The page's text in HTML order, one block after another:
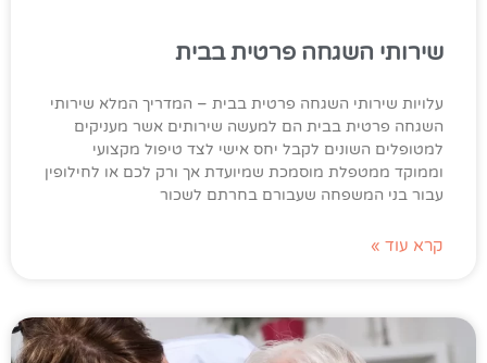
שירותי השגחה פרטית בבית
עלויות שירותי השגחה פרטית בבית – המדריך המלא שירותי
השגחה פרטית בבית הם למעשה שירותים אשר מעניקים
למטופלים השונים לקבל יחס אישי לצד טיפול מקצועי
וממוקד ממטפלת מוסמכת שמיועדת אך ורק לכם או לחילופין
עבור בני המשפחה שעבורם בחרתם לשכור
קרא עוד »